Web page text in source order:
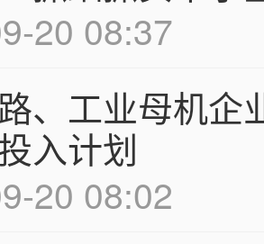
20 08:37
、工业母机企
入计划
20 08:02